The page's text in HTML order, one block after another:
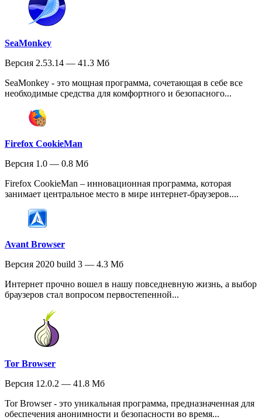
SeaMonkey
Версия 2.53.14 — 41.3 Мб
SeaMonkey - это мощная программа, сочетающая в себе все
необходимые средства для комфортного и безопасного...
Firefox CookieMan
Версия 1.0 — 0.8 Мб
Firefox CookieMan – инновационная программа, которая
занимает центральное место в мире интернет-браузеров....
Avant Browser
Версия 2020 build 3 — 4.3 Мб
Интернет прочно вошел в нашу повседневную жизнь, а выбор
браузеров стал вопросом первостепенной...
Tor Browser
Версия 12.0.2 — 41.8 Мб
Tor Browser - это уникальная программа, предназначенная для
обеспечения анонимности и безопасности во время...